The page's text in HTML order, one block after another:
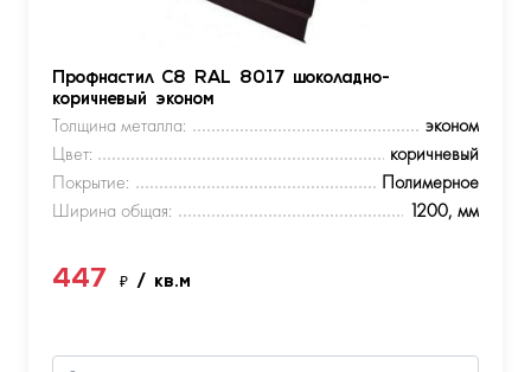
Профнастил С8 RAL 8017 шоколадно-
коричневый эконом
Толщина металла:
эконом
Цвет:
коричневый
Покрытие:
Полимерное
Ширина общая:
1200, мм
447 ₽ / кв.м